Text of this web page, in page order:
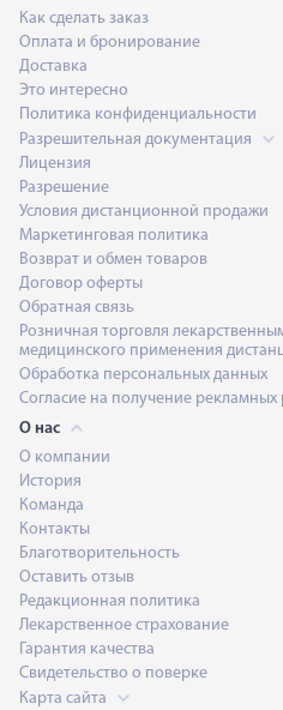
Как сделать заказ
Оплата и бронирование
Доставка
Это интересно
Политика конфиденциальности
Разрешительная документация
Лицензия
Разрешение
Условия дистанционной продажи
Маркетинговая политика
Возврат и обмен товаров
Договор оферты
Обратная связь
Розничная торговля
медицинского применения
Обработка персональных данных
Согласие на получение рекламных
О нас
О компании
История
Команда
Контакты
Благотворительность
Оставить отзыв
Редакционная политика
Лекарственное страхование
Гарантия качества
Свидетельство о поверке
Карта сайта